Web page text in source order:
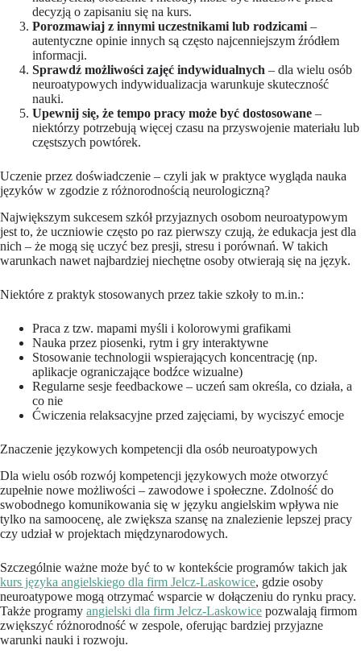
decyzją o zapisaniu się na kurs.
Porozmawiaj z innymi uczestnikami lub rodzicami –
autentyczne opinie innych są często najcenniejszym źródłem
informacji.
Sprawdź możliwości zajęć indywidualnych – dla wielu osób
neuroatypowych indywidualizacja warunkuje skuteczność
nauki.
Upewnij się, że tempo pracy może być dostosowane –
niektórzy potrzebują więcej czasu na przyswojenie materiału lub
częstszych powtórek.
Uczenie przez doświadczenie – czyli jak w praktyce wygląda nauka
języków w zgodzie z różnorodnością neurologiczną?
Największym sukcesem szkół przyjaznych osobom neuroatypowym
jest to, że uczniowie często po raz pierwszy czują, że edukacja jest dla
nich – że mogą się uczyć bez presji, stresu i porównań. W takich
warunkach nawet najbardziej niechętne osoby otwierają się na język.
Niektóre z praktyk stosowanych przez takie szkoły to m.in.:
Praca z tzw. mapami myśli i kolorowymi grafikami
Nauka przez piosenki, rytm i gry interaktywne
Stosowanie technologii wspierających koncentrację (np.
aplikacje ograniczające bodźce wizualne)
Regularne sesje feedbackowe – uczeń sam określa, co działa, a
co nie
Ćwiczenia relaksacyjne przed zajęciami, by wyciszyć emocje
Znaczenie językowych kompetencji dla osób neuroatypowych
Dla wielu osób rozwój kompetencji językowych może otworzyć
zupełnie nowe możliwości – zawodowe i społeczne. Zdolność do
swobodnego komunikowania się w języku angielskim wpływa nie
tylko na samoocenę, ale zwiększa szansę na znalezienie lepszej pracy
czy udział w projektach międzynarodowych.
Szczególnie ważne może być to w kontekście programów takich jak
kurs języka angielskiego dla firm Jelcz-Laskowice, gdzie osoby
neuroatypowe mogą otrzymać wsparcie w dołączeniu do rynku pracy.
Także programy angielski dla firm Jelcz-Laskowice pozwalają firmom
zwiększyć różnorodność w zespole, oferując bardziej przyjazne
warunki nauki i rozwoju.